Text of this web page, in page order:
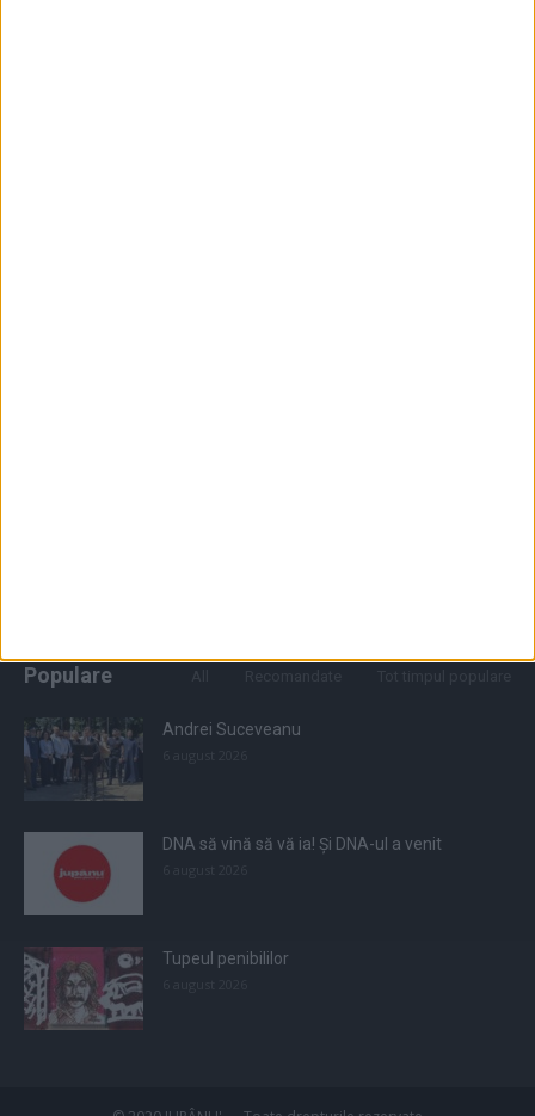
Populare
Andrei Suceveanu
DNA să vină să vă ia! Și DNA-ul a venit
Tupeul penibililor